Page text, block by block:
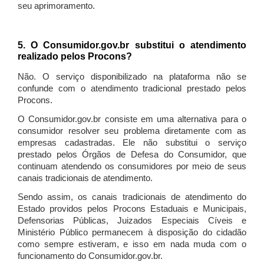
seu aprimoramento.
5. O Consumidor.gov.br substitui o atendimento
realizado pelos Procons?
Não. O serviço disponibilizado na plataforma não se
confunde com o atendimento tradicional prestado pelos
Procons.
O Consumidor.gov.br consiste em uma alternativa para o
consumidor resolver seu problema diretamente com as
empresas cadastradas. Ele não substitui o serviço
prestado pelos Órgãos de Defesa do Consumidor, que
continuam atendendo os consumidores por meio de seus
canais tradicionais de atendimento.
Sendo assim, os canais tradicionais de atendimento do
Estado providos pelos Procons Estaduais e Municipais,
Defensorias Públicas, Juizados Especiais Cíveis e
Ministério Público permanecem à disposição do cidadão
como sempre estiveram, e isso em nada muda com o
funcionamento do Consumidor.gov.br.